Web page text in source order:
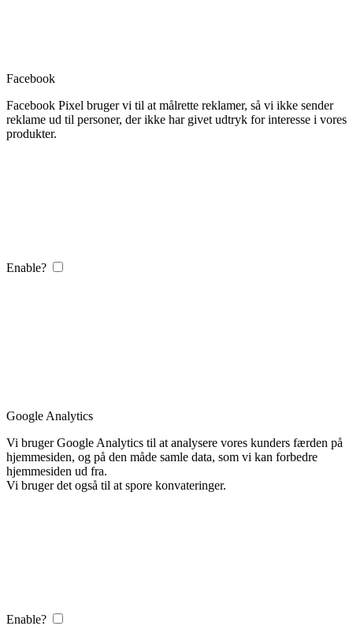
Facebook
Facebook Pixel bruger vi til at målrette reklamer, så vi ikke sender
reklame ud til personer, der ikke har givet udtryk for interesse i vores
produkter.
Enable?
Google Analytics
Vi bruger Google Analytics til at analysere vores kunders færden på
hjemmesiden, og på den måde samle data, som vi kan forbedre
hjemmesiden ud fra.
Vi bruger det også til at spore konvateringer.
Enable?